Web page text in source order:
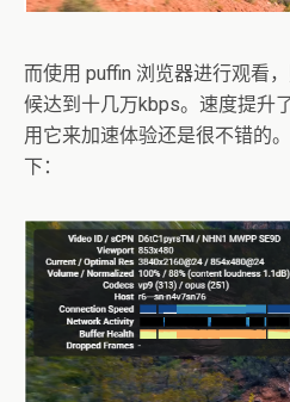
而使用 puffin 浏览器进行观看
候达到十几万kbps。速度提升
用它来加速体验还是很不错的
下：